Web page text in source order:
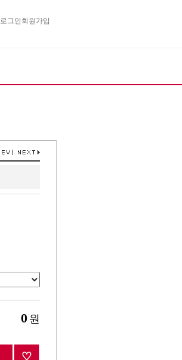
로그인 회원가입
0 원